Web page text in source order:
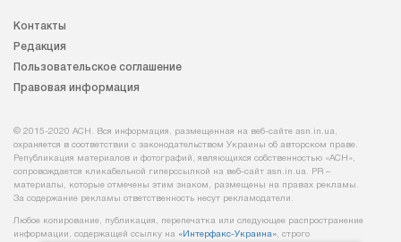
Контакты
Редакция
Пользовательское соглашение
Правовая информация
© 2015-2020 АСН. Вся информация, размещенная на веб-сайте asn.in.ua,
охраняется в соответствии с законодательством Украины об авторском праве.
Републикация материалов и фотографий, являющихся собственностью «АСН»,
сопровождается кликабельной гиперссылкой на веб-сайт asn.іn.ua. PR –
материалы, которые отмечены этим знаком, размещены на правах рекламы.
За содержание рекламы ответственность несут рекламодатели.
Любое копирование, публикация, перепечатка или следующее распространение
информации, содержащей ссылку на «Интерфакс-Украина», строго